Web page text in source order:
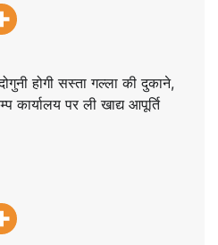
होगी सस्ता गल्ला की दुकाने,
कार्यालय पर ली खाद्य आपूर्ति